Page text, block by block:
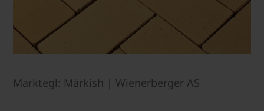
Marktegl: Märkish | Wienerberger AS